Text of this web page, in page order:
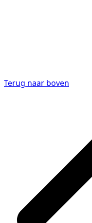
Terug naar boven